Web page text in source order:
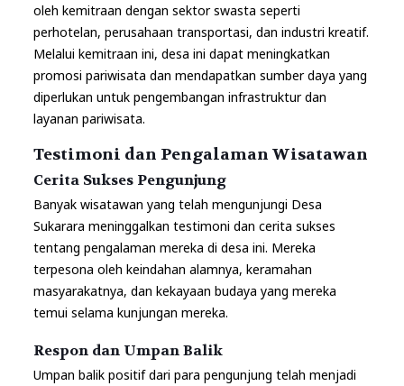
oleh kemitraan dengan sektor swasta seperti
perhotelan, perusahaan transportasi, dan industri kreatif.
Melalui kemitraan ini, desa ini dapat meningkatkan
promosi pariwisata dan mendapatkan sumber daya yang
diperlukan untuk pengembangan infrastruktur dan
layanan pariwisata.
Testimoni dan Pengalaman Wisatawan
Cerita Sukses Pengunjung
Banyak wisatawan yang telah mengunjungi Desa
Sukarara meninggalkan testimoni dan cerita sukses
tentang pengalaman mereka di desa ini. Mereka
terpesona oleh keindahan alamnya, keramahan
masyarakatnya, dan kekayaan budaya yang mereka
temui selama kunjungan mereka.
Respon dan Umpan Balik
Umpan balik positif dari para pengunjung telah menjadi